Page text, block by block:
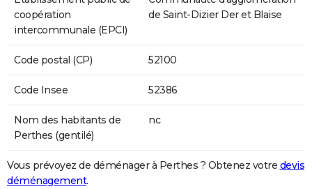
coopération
intercommunale (EPCI)
de Saint-Dizier Der et Blaise
Code postal (CP) 52100
Code Insee 52386
Nom des habitants de
Perthes (gentilé)
nc
Vous prévoyez de déménager à Perthes ? Obtenez votre devis
déménagement.